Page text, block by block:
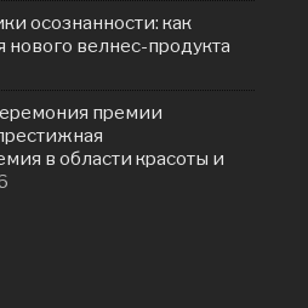
осознанности: как
велнес-продукта
премии
в области красоты и